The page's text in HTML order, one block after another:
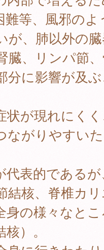
難等、風邪の
が、肺以外の
臓、リンパ節
分に影響が及
状が現れにく
ながりやすい
表的である
結核、脊椎カ
身の様々なと
）。